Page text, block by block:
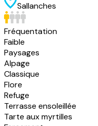
Sallanches
Fréquentation
Faible
Paysages
Alpage
Classique
Flore
Refuge
Terrasse ensoleillée
Tarte aux myrtilles